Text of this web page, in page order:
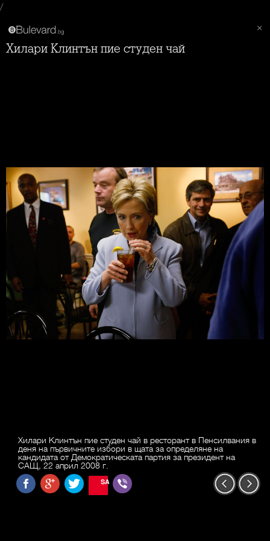
/
Хилари Клинтън пие студен чай
Хилари Клинтън пие студен чай в ресторант в Пенсилвания в
деня на първичните избори в щата за определяне на
кандидата от Демократическата партия за президент на
САЩ, 22 април 2008 г.
SAVE